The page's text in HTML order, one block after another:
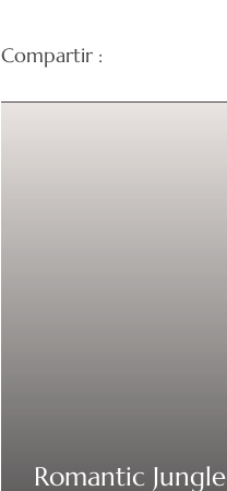
Compartir :
Romantic Jungle